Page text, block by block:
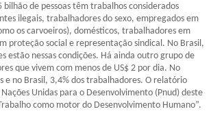
de pessoas têm trabalhos considerados
ilegais, trabalhadores do sexo, empregados em
os carvoeiros), domésticos, trabalhadores em
proteção social e representação sindical. No Brasil,
estão nessas condições. Há ainda outro grupo de
que vivem com menos de US$ 2 por dia. No
e no Brasil, 3,4% dos trabalhadores. O relatório
Unidas para o Desenvolvimento (Pnud) deste
como motor do Desenvolvimento Humano”.